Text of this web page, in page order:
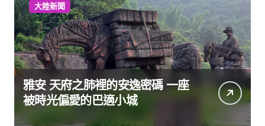
大陸新聞
雅安 天府之肺裡的安逸密碼 一座
被時光偏愛的巴適小城